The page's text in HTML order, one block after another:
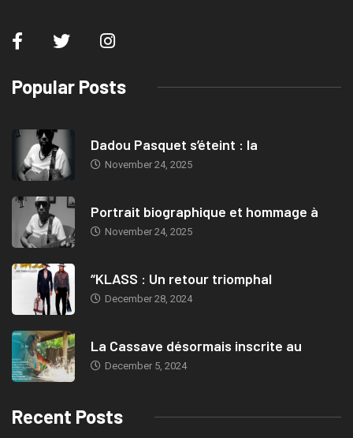
Popular Posts
Dadou Pasquet s’éteint : la
November 24, 2025
Portrait biographique et hommage à
November 24, 2025
“KLASS : Un retour triomphal
December 28, 2024
La Cassave désormais inscrite au
December 5, 2024
Recent Posts